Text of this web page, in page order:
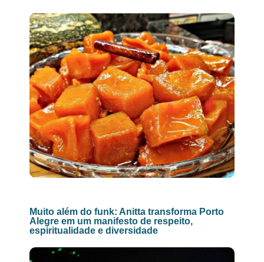
Muito além do funk: Anitta transforma Porto
Alegre em um manifesto de respeito,
espiritualidade e diversidade